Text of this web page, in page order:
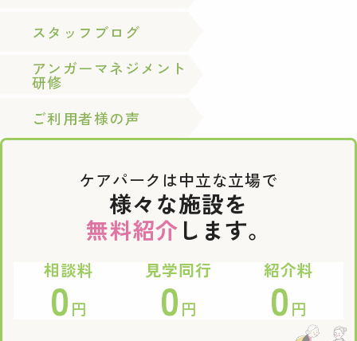
スタッフブログ
アンガーマネジメント
研修
ご利用者様の声
ケアパークは中立な立場で
様々な施設を
無料紹介 します。
相談料
0 円
見学同行
0 円
紹介料
0 円